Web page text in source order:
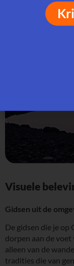
Visuele
Gidsen uit de
De gidsen die je op
dorpen aan de voet
alleen van de
tradities die van